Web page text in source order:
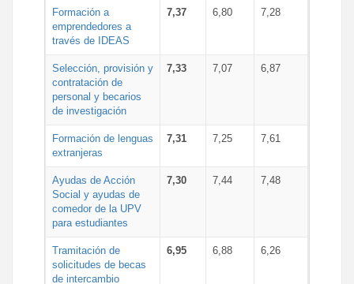
Formación a
emprendedores a
través de IDEAS
7,37 6,80 7,28
Selección, provisión y
contratación de
personal y becarios
de investigación
7,33 7,07 6,87
Formación de lenguas
extranjeras
7,31 7,25 7,61
Ayudas de Acción
Social y ayudas de
comedor de la UPV
para estudiantes
7,30 7,44 7,48
Tramitación de
solicitudes de becas
de intercambio
6,95 6,88 6,26